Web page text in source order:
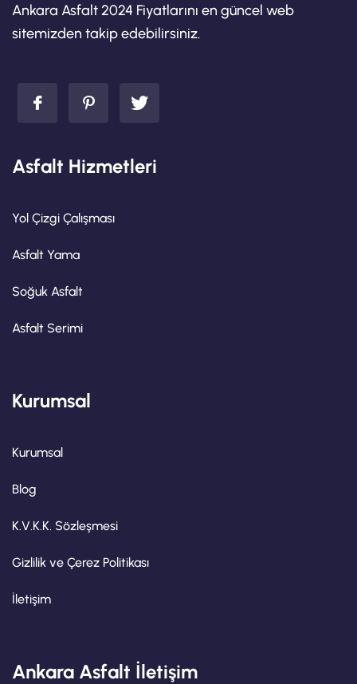
Ankara Asfalt 2024 Fiyatlarını en güncel web
sitemizden takip edebilirsiniz.
Asfalt Hizmetleri
Yol Çizgi Çalışması
Asfalt Yama
Soğuk Asfalt
Asfalt Serimi
Kurumsal
Kurumsal
Blog
K.V.K.K. Sözleşmesi
Gizlilik ve Çerez Politikası
İletişim
Ankara Asfalt İletişim